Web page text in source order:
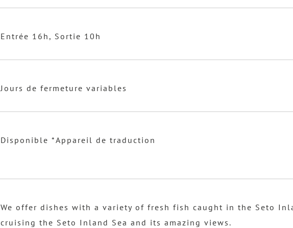
Entrée 16h, Sortie 10h
Jours de fermeture variables
Disponible *Appareil de traduction
We offer dishes with a variety of fresh fish caught in the Seto
cruising the Seto Inland Sea and its amazing views.